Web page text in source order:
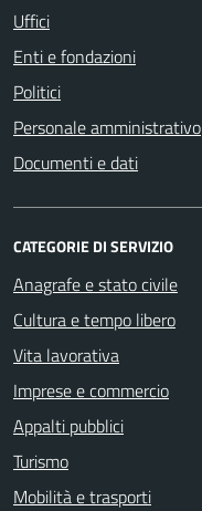
Uffici
Enti e fondazioni
Politici
Personale amministrativo
Documenti e dati
CATEGORIE DI SERVIZIO
Anagrafe e stato civile
Cultura e tempo libero
Vita lavorativa
Imprese e commercio
Appalti pubblici
Turismo
Mobilità e trasporti